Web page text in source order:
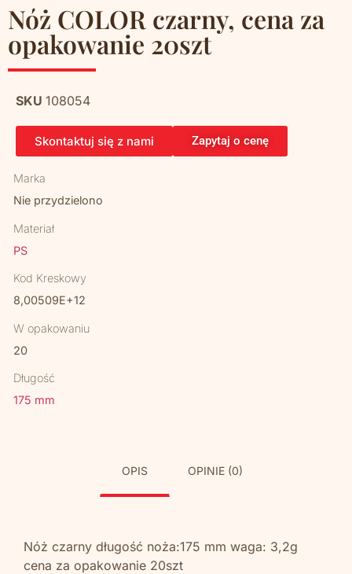
Nóż COLOR czarny, cena za
opakowanie 20szt
SKU 108054
Skontaktuj się z nami Zapytaj o cenę
Marka
Nie przydzielono
Materiał
PS
Kod Kreskowy
8,00509E+12
W opakowaniu
20
Długość
175 mm
OPIS OPINIE (0)
Nóż czarny długość noża:175 mm waga: 3,2g
cena za opakowanie 20szt